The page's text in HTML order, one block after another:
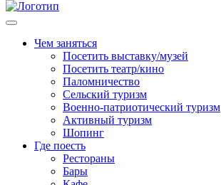
Чем заняться
Посетить выставку/музей
Посетить театр/кино
Паломничество
Сельский туризм
Военно-патриотический туризм
Активный туризм
Шопинг
Где поесть
Рестораны
Бары